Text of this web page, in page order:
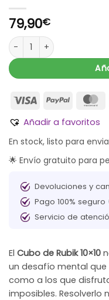
79,90€
Cubo de Rubik 10x10
Añadir a favoritos
En stock, listo para
🌟 Envío gratuito para
Devoluciones y
Pago 100% seguro
Servicio de
El Cubo de Rubik 10×10
un desafío mental
como a los que
imposibles. Resolverlo